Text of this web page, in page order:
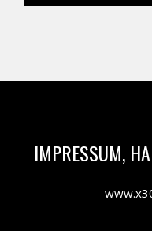
IMPRESSUM,